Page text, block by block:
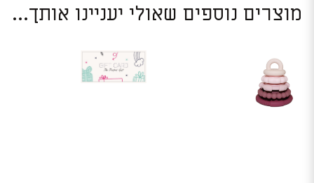
מוצרים נוספים שאולי יעניינו אותך...